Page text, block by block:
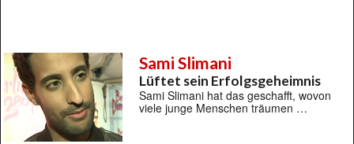
Sami Slimani
Lüftet sein Erfolgsgeheimnis
Sami Slimani hat das geschafft, wovon
viele junge Menschen träumen …